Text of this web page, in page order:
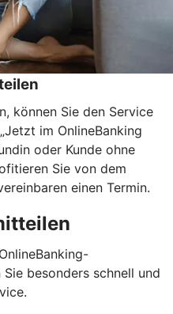
können Sie den Service
im OnlineBanking
oder Kunde ohne
Sie von dem
einen Termin.
besonders schnell und